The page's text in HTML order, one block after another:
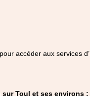
accéder aux services
sur Toul et ses environs :